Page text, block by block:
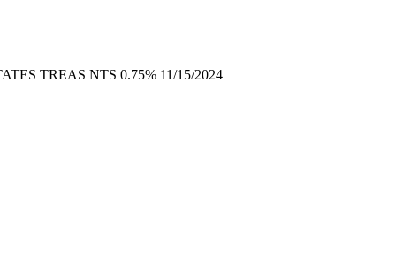
TREAS NTS 0.75% 11/15/2024